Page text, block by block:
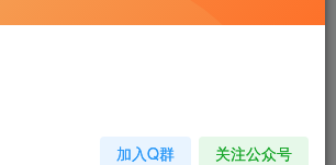
音
法、旅行攻略、科技知识、新闻时事、同
加入Q群 关注公众号